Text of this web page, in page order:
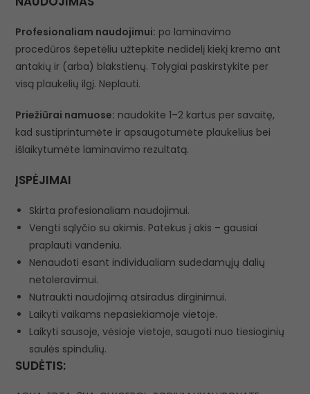
Profesionaliam naudojimui: po laminavimo
procedūros šepetėliu užtepkite nedidelį kiekį kremo ant
antakių ir (arba) blakstienų. Tolygiai paskirstykite per
visą plaukelių ilgį. Neplauti.
Priežiūrai namuose: naudokite 1–2 kartus per savaitę,
kad sustiprintumėte ir apsaugotumėte plaukelius bei
išlaikytumėte laminavimo rezultatą.
ĮSPĖJIMAI
Skirta profesionaliam naudojimui.
Vengti sąlyčio su akimis. Patekus į akis – gausiai
praplauti vandeniu.
Nenaudoti esant individualiam sudedamųjų dalių
netoleravimui.
Nutraukti naudojimą atsiradus dirginimui.
Laikyti vaikams nepasiekiamoje vietoje.
Laikyti sausoje, vėsioje vietoje, saugoti nuo tiesioginių
saulės spindulių.
SUDĖTIS: